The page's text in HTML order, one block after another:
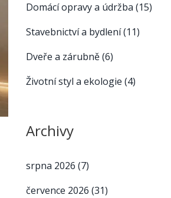
Domácí opravy a údržba (15)
Stavebnictví a bydlení(11)
Dveře a zárubně(6)
Životní styl a ekologie (4)
Archivy
srpna 2026 (7)
července 2026 (31)